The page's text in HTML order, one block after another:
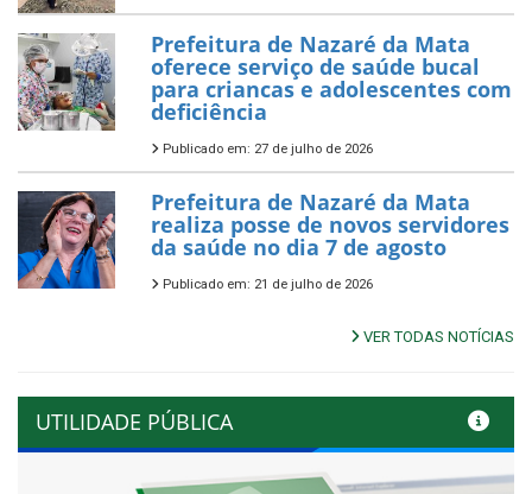
Prefeitura de Nazaré da Mata
oferece serviço de saúde bucal
para criancas e adolescentes com
deficiência
Publicado em: 27 de julho de 2026
Prefeitura de Nazaré da Mata
realiza posse de novos servidores
da saúde no dia 7 de agosto
Publicado em: 21 de julho de 2026
VER TODAS NOTÍCIAS
UTILIDADE PÚBLICA